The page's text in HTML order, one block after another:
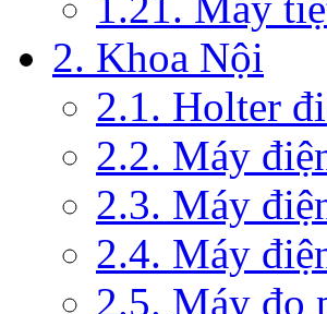
2. Khoa Nội
2.1. Holter
2.2. Máy
2.3. Máy
2.4. Máy
2.5. Máy đo